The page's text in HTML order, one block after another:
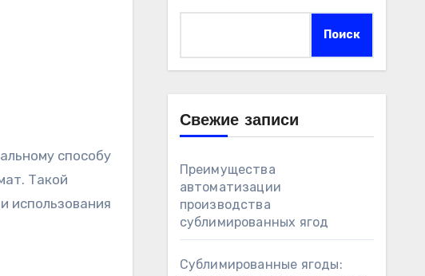
способу
Такой
использования
Поиск
Свежие записи
Преимущества
автоматизации
производства
сублимированных ягод
Сублимированные ягоды: